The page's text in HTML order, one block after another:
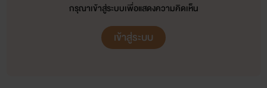
กรุณาเข้าสู่ระบบเพื่อแสดงความคิดเห็น
เข้าสู่ระบบ